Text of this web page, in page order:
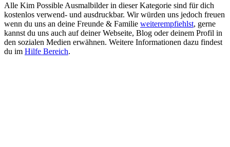
Alle Kim Possible Ausmalbilder in dieser Kategorie sind für dich
kostenlos verwend- und ausdruckbar. Wir würden uns jedoch freuen
wenn du uns an deine Freunde & Familie weiterempfiehlst, gerne
kannst du uns auch auf deiner Webseite, Blog oder deinem Profil in
den sozialen Medien erwähnen. Weitere Informationen dazu findest
du im Hilfe Bereich.